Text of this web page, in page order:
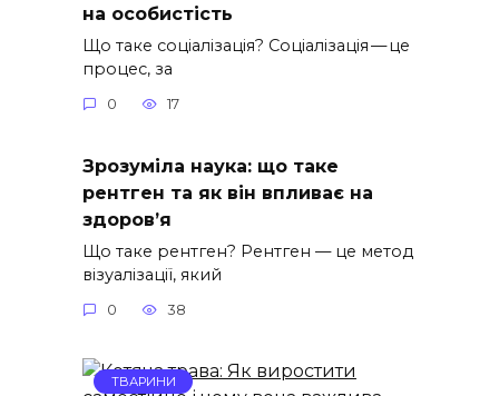
на особистість
Що таке соціалізація? Соціалізація — це
процес, за
0 17
Зрозуміла наука: що таке
рентген та як він впливає на
здоров’я
Що таке рентген? Рентген — це метод
візуалізації, який
0 38
ТВАРИНИ